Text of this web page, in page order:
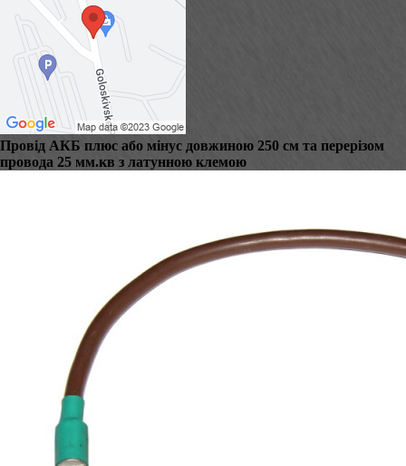
Провід АКБ плюс або мінус довжиною 250 см та перерізом
провода 25 мм.кв з латунною клемою